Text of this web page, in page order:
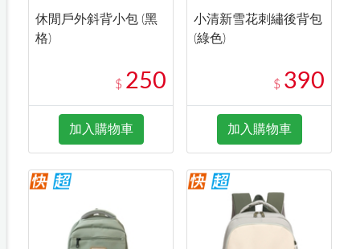
休閒戶外斜背小包 (黑
格)
$ 250
加入購物車
小清新雪花刺繡後背包
(綠色)
$ 390
加入購物車